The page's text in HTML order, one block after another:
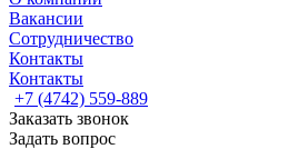
Вакансии
Сотрудничество
Контакты
Контакты
+7 (4742) 559-889
Заказать звонок
Задать вопрос